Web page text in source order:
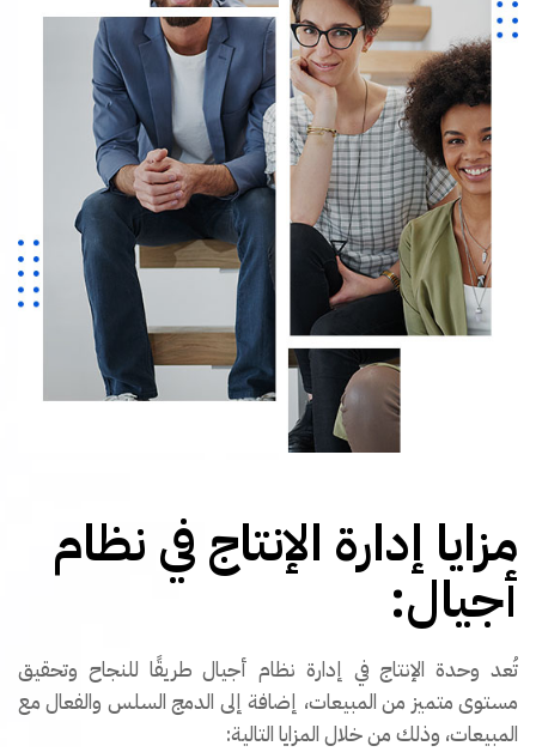
مزايا إدارة الإنتاج في نظام
أجيال:
تُعد وحدة الإنتاج في إدارة نظام أجيال طريقًا للنجاح وتحقيق
مستوى متميز من المبيعات، إضافة إلى الدمج السلس والفعال مع
المبيعات، وذلك من خلال المزايا التالية: